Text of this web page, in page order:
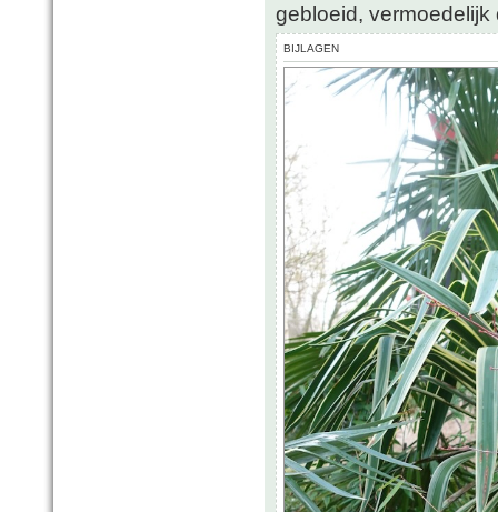
gebloeid,
BIJLAGEN